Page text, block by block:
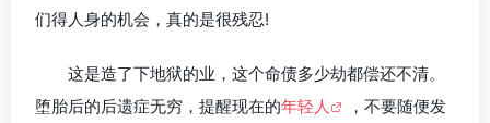
们得人身的机会，真的是很残忍!
这是造了下地狱的业，这个命债多少劫都偿还不清。
堕胎后的后遗症无穷，提醒现在的年轻人
，不要随便发